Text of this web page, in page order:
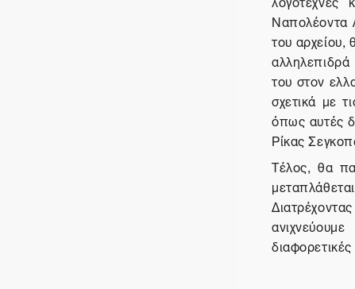
Ναπολέοντα
του αρχείου,
του στον
σχετικά με
όπως αυτές
Ρίκας
Τέλος, θα